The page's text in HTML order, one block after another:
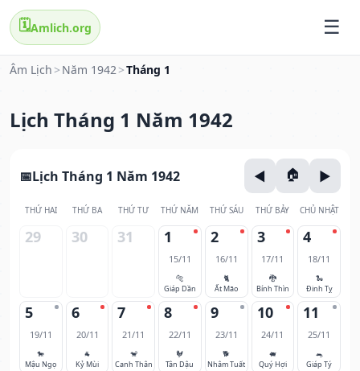
🗓️Amlich.org
Âm Lịch > Năm 1942>Tháng 1
Lịch Tháng 1 Năm 1942
Lịch Tháng 1 Năm 1942
THỨ HAI THỨ BA THỨ TƯ THỨ NĂM THỨ SÁU THỨ BẢY CHỦ NHẬT
29 30 31 1
15/11
🐅
Giáp Dần
2
16/11
🐈
Ất Mão
3
17/11
🐉
Bính Thìn
4
18/11
🐍
Đinh Tỵ
5
19/11
🐎
Mậu Ngọ
6
20/11
🐐
Kỷ Mùi
7
21/11
🐒
Canh Thân
8
22/11
🐓
Tân Dậu
9
23/11
🐕
Nhâm Tuất
10
24/11
🐖
Quý Hợi
11
25/11
🐀
Giáp Tý